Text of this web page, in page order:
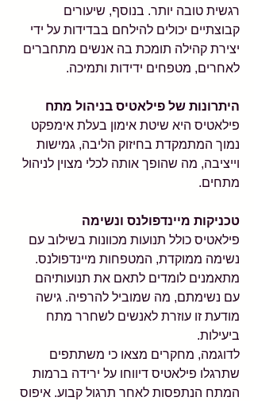
רגשית טובה יותר. בנוסף, שיעורים
קבוצתיים יכולים להילחם בבדידות על ידי
יצירת קהילה תומכת בה אנשים מתחברים
לאחרים, מטפחים ידידות ותמיכה.
היתרונות של פילאטיס בניהול מתח
פילאטיס היא שיטת אימון בעלת אימפקט
נמוך המתמקדת בחיזוק הליבה, גמישות
וייציבה, מה שהופך אותה לכלי מצוין לניהול
מתחים.
טכניקות מיינדפולנס ונשימה
פילאטיס כולל תנועות מכוונות בשילוב עם
נשימה ממוקדת, המטפחות מיינדפולנס.
מתאמנים לומדים לתאם את תנועותיהם
עם נשימתם, מה שמוביל להרפיה. גישה
מודעת זו עוזרת לאנשים לשחרר מתח
ביעילות.
לדוגמה, מחקרים מצאו כי משתתפים
שתרגלו פילאטיס דיווחו על ירידה ברמות
המתח הנתפסות לאחר תרגול קבוע. איפוס